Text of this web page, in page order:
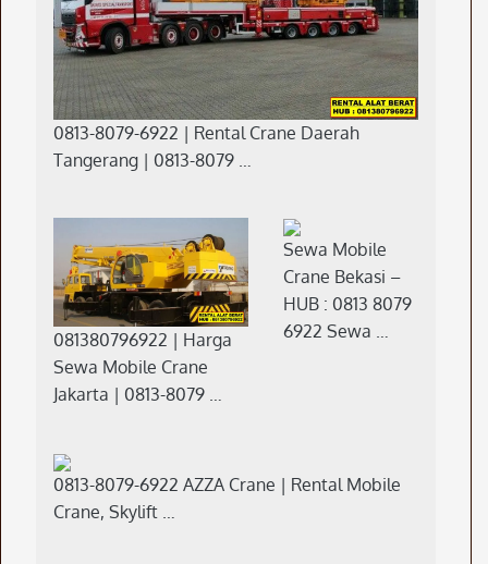
0813-8079-6922 | Rental Crane Daerah
Tangerang | 0813-8079 …
081380796922 | Harga
Sewa Mobile Crane
Jakarta | 0813-8079 …
Sewa Mobile
Crane Bekasi –
HUB : 0813 8079
6922 Sewa …
0813-8079-6922 AZZA Crane | Rental Mobile
Crane, Skylift …